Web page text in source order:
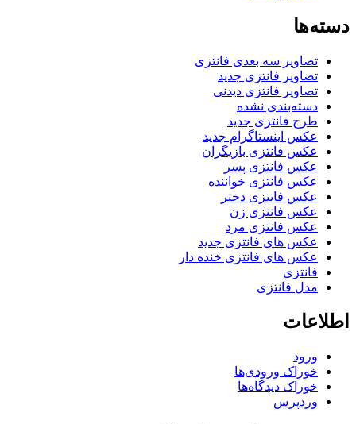
دسته‌ها
تصاویر سه بعدی فانتزی
تصاویر فانتزی جدید
تصاویر فانتزی دیدنی
دسته‌بندی نشده
طرح فانتزی جدید
عکس اینستاگرام جدید
عکس فانتزی بازیگران
عکس فانتزی پسر
عکس فانتزی خواننده
عکس فانتزی دختر
عکس فانتزی زن
عکس فانتزی مرد
عکس های فانتزی جدید
عکس های فانتزی خنده دار
فانتزی
مدل فانتزی
اطلاعات
ورود
خوراک ورودی‌ها
خوراک دیدگاه‌ها
وردپرس